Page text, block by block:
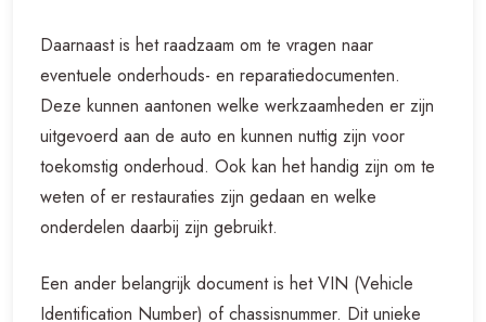
Daarnaast is het raadzaam om te vragen naar
eventuele onderhouds- en reparatiedocumenten.
Deze kunnen aantonen welke werkzaamheden er zijn
uitgevoerd aan de auto en kunnen nuttig zijn voor
toekomstig onderhoud. Ook kan het handig zijn om te
weten of er restauraties zijn gedaan en welke
onderdelen daarbij zijn gebruikt.
Een ander belangrijk document is het VIN (Vehicle
Identification Number) of chassisnummer. Dit unieke